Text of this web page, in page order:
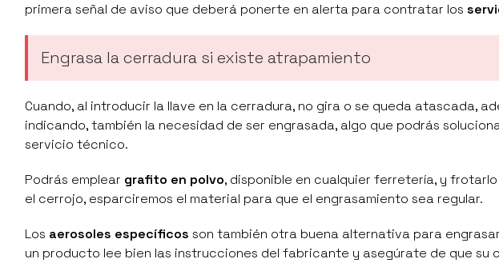
primera señal de aviso que deberá ponerte en alerta para contratar los
Engrasa la cerradura si existe atrapamiento
Cuando, al introducir la llave en la cerradura, no gira o se queda atascada,
indicando, también la necesidad de ser engrasada, algo que podrás
servicio técnico.
Podrás emplear grafito en polvo, disponible en cualquier ferretería, y
el cerrojo, esparciremos el material para que el engrasamiento sea regular.
Los aerosoles específicos son también otra buena alternativa para
un producto lee bien las instrucciones del fabricante y asegúrate de que su